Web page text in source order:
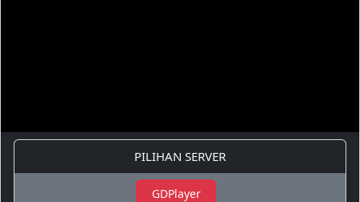
PILIHAN SERVER
GDPlayer